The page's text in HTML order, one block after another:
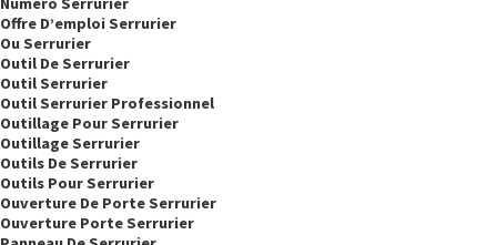
Offre D’emploi Serrurier
Ou Serrurier
Outil De Serrurier
Outil Serrurier
Outil Serrurier Professionnel
Outillage Pour Serrurier
Outillage Serrurier
Outils De Serrurier
Outils Pour Serrurier
Ouverture De Porte Serrurier
Ouverture Porte Serrurier